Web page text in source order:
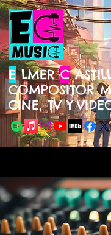
E LMER C
COMPOSITOR
CINE, TV Y